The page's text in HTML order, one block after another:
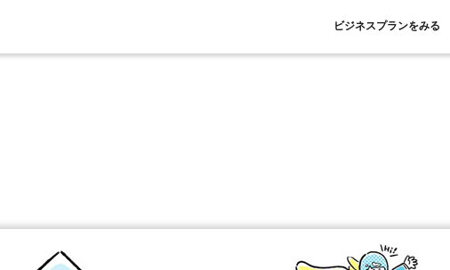
ビジネスプランをみる